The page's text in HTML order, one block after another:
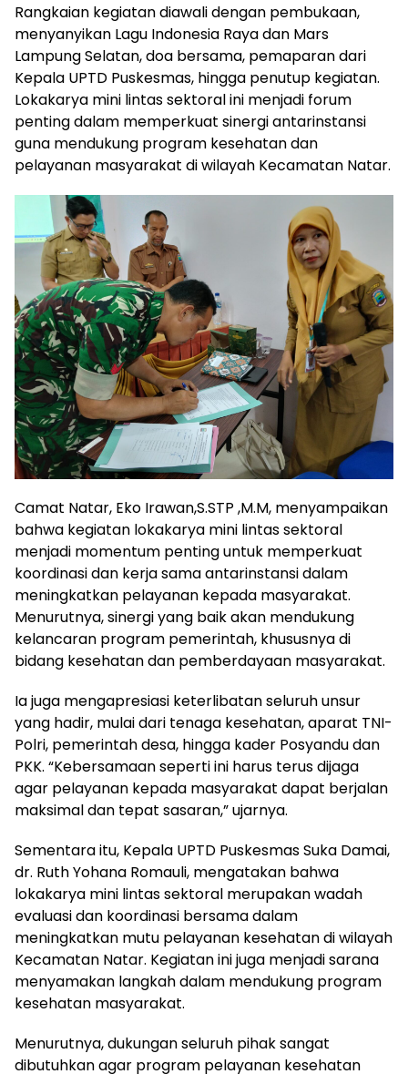
Rangkaian kegiatan diawali dengan pembukaan,
menyanyikan Lagu Indonesia Raya dan Mars
Lampung Selatan, doa bersama, pemaparan dari
Kepala UPTD Puskesmas, hingga penutup kegiatan.
Lokakarya mini lintas sektoral ini menjadi forum
penting dalam memperkuat sinergi antarinstansi
guna mendukung program kesehatan dan
pelayanan masyarakat di wilayah Kecamatan Natar.
Camat Natar, Eko Irawan,S.STP ,M.M, menyampaikan
bahwa kegiatan lokakarya mini lintas sektoral
menjadi momentum penting untuk memperkuat
koordinasi dan kerja sama antarinstansi dalam
meningkatkan pelayanan kepada masyarakat.
Menurutnya, sinergi yang baik akan mendukung
kelancaran program pemerintah, khususnya di
bidang kesehatan dan pemberdayaan masyarakat.
Ia juga mengapresiasi keterlibatan seluruh unsur
yang hadir, mulai dari tenaga kesehatan, aparat TNI-
Polri, pemerintah desa, hingga kader Posyandu dan
PKK. “Kebersamaan seperti ini harus terus dijaga
agar pelayanan kepada masyarakat dapat berjalan
maksimal dan tepat sasaran,” ujarnya.
Sementara itu, Kepala UPTD Puskesmas Suka Damai,
dr. Ruth Yohana Romauli, mengatakan bahwa
lokakarya mini lintas sektoral merupakan wadah
evaluasi dan koordinasi bersama dalam
meningkatkan mutu pelayanan kesehatan di wilayah
Kecamatan Natar. Kegiatan ini juga menjadi sarana
menyamakan langkah dalam mendukung program
kesehatan masyarakat.
Menurutnya, dukungan seluruh pihak sangat
dibutuhkan agar program pelayanan kesehatan